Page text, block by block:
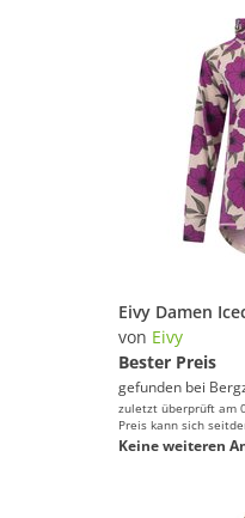
von Eivy
Bester Preis
gefunden bei
zuletzt überprüft am
Preis kann sich
Keine weiteren